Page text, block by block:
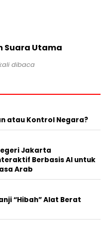
Suara Utama
dibaca
atau Kontrol Negara?
Jakarta
Berbasis AI untuk
Arab
“Hibah” Alat Berat